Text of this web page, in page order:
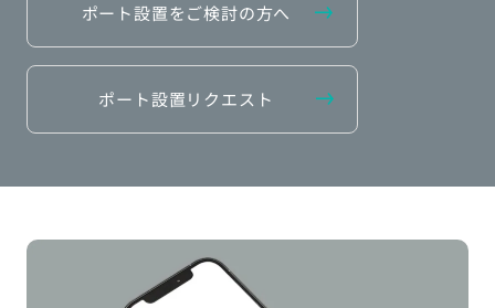
ポート設置をご検討の方へ
ポート設置リクエスト